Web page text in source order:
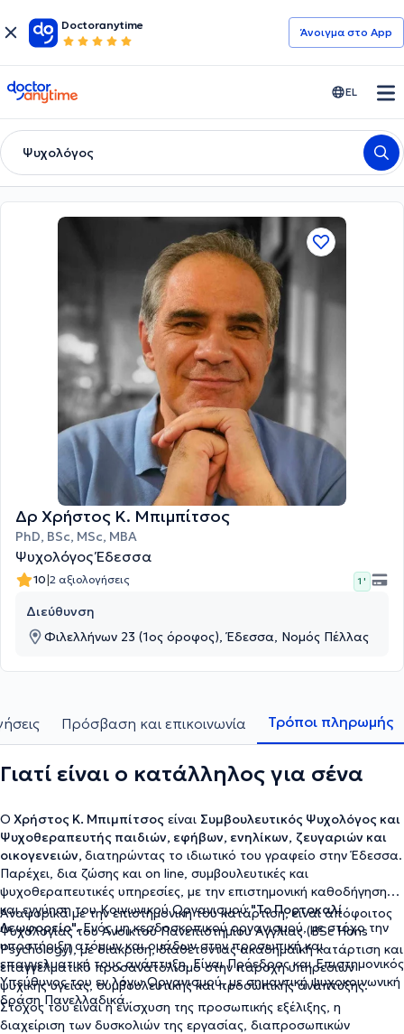
Doctoranytime
Άνοιγμα στο App
doctoranytime EL
Ψυχολόγος
Δρ Χρήστος Κ. Μπιμπίτσος
PhD, BSc, MSc, MBA
Ψυχολόγος Έδεσσα
10|2 αξιολογήσεις 1 '
Διεύθυνση
Φιλελλήνων 23 (1ος όροφος), Έδεσσα, Νομός Πέλλας
Πρόσβαση και επικοινωνία Τρόποι πληρωμής
Γιατί είναι ο κατάλληλος για σένα
Ο Χρήστος Κ. Μπιμπίτσος είναι Συμβουλευτικός Ψυχολόγος και
Ψυχοθεραπευτής παιδιών, εφήβων, ενηλίκων, ζευγαριών και
οικογενειών, διατηρώντας το ιδιωτικό του γραφείο στην Έδεσσα.
Παρέχει, δια ζώσης και on line, συμβουλευτικές και
ψυχοθεραπευτικές υπηρεσίες, με την επιστημονική καθοδήγηση
και εγγύηση του Κοινωνικού Οργανισμού"Το Πορτοκαλί
Λεωφορείο".Ενός μη κερδοσκοπικού οργανισμού, με στόχο την
υποστήριξη ατόμων και ομάδων στην προσωπική και
επαγγελματική τους ανάπτυξη. Είναι Πρόεδρος και Επιστημονικός
Υπεύθυνος του εν λόγω Οργανισμού, με σημαντική ψυχοκοινωνική
δράση Πανελλαδικά.
Αναφορικά με την επιστημονική του κατάρτιση, είναι απόφοιτος
Ψυχολογίας του Ανοικτού Πανεπιστημίου Αγγλίας (BSc Hons
Psychology), με διάκριση, διαθέτοντας ακαδημαϊκή κατάρτιση και
επαγγελματικό προσανατολισμό στην παροχή υπηρεσιών
ψυχικής υγείας, συμβουλευτικής και προσωπικής ανάπτυξης.
Στόχος του είναι η ενίσχυση της προσωπικής εξέλιξης, η
διαχείριση των δυσκολιών της εργασίας, διαπροσωπικών